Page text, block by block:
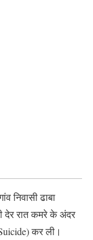
निवासी ढाबा
देर रात कमरे के अंदर
कर ली।